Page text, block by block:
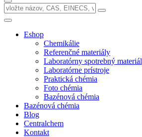
Eshop
Chemikálie
Referenčné materiály
Laboratórny spotrebný materiál
Laboratórne prístroje
Praktická chémia
Foto chémia
Bazénová chémia
Bazénová chémia
Blog
Centralchem
Kontakt